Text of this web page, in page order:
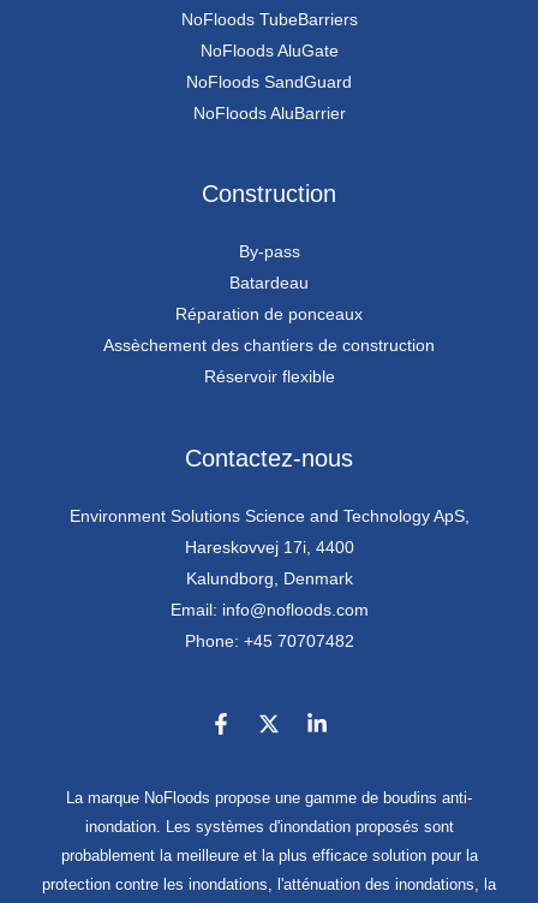
NoFloods TubeBarriers
NoFloods AluGate
NoFloods SandGuard
NoFloods AluBarrier
Construction
By-pass
Batardeau
Réparation de ponceaux
Assèchement des chantiers de construction
Réservoir flexible
Contactez-nous
Environment Solutions Science and Technology ApS,
Hareskovvej 17i, 4400
Kalundborg, Denmark
Email: info@nofloods.com
Phone: +45 70707482
La marque NoFloods propose une gamme de boudins anti-
inondation. Les systèmes d'inondation proposés sont
probablement la meilleure et la plus efficace solution pour la
protection contre les inondations, l'atténuation des inondations, la